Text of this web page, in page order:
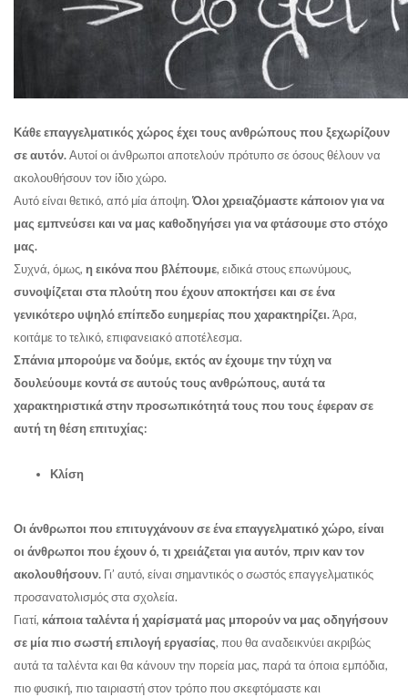
Κάθε επαγγελματικός χώρος έχει τους ανθρώπους που ξεχωρίζουν
σε αυτόν.Αυτοί οι άνθρωποι αποτελούν πρότυπο σε όσους θέλουν να
ακολουθήσουν τον ίδιο χώρο.
Αυτό είναι θετικό, από μία άποψη. Όλοι χρειαζόμαστε κάποιον για να
μας εμπνεύσει και να μας καθοδηγήσει για να φτάσουμε στο στόχο
μας.
Συχνά, όμως, η εικόνα που βλέπουμε, ειδικά στους επωνύμους,
συνοψίζεται στα πλούτη που έχουν αποκτήσει και σε ένα
γενικότερο υψηλό επίπεδο ευημερίας που χαρακτηρίζει.Άρα,
κοιτάμε το τελικό, επιφανειακό αποτέλεσμα.
Σπάνια μπορούμε να δούμε, εκτός αν έχουμε την τύχη να
δουλεύουμε κοντά σε αυτούς τους ανθρώπους, αυτά τα
χαρακτηριστικά στην προσωπικότητά τους που τους έφεραν σε
αυτή τη θέση επιτυχίας:
Κλίση
Οι άνθρωποι που επιτυγχάνουν σε ένα επαγγελματικό χώρο, είναι
οι άνθρωποι που έχουν ό, τι χρειάζεται για αυτόν, πριν καν τον
ακολουθήσουν. Γι’ αυτό, είναι σημαντικός ο σωστός επαγγελματικός
προσανατολισμός στα σχολεία.
Γιατί, κάποια ταλέντα ή χαρίσματά μας μπορούν να μας οδηγήσουν
σε μία πιο σωστή επιλογή εργασίας, που θα αναδεικνύει ακριβώς
αυτά τα ταλέντα και θα κάνουν την πορεία μας, παρά τα όποια εμπόδια,
πιο φυσική, πιο ταιριαστή στον τρόπο που σκεφτόμαστε και